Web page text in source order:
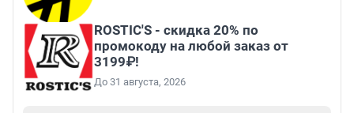
ROSTIC'S - скидка 20% по
промокоду на любой заказ от
3199₽!
До 31 августа, 2026